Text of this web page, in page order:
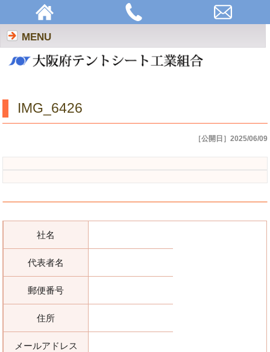
MENU
IMG_6426
［公開日］2025/06/09
社名
代表者名
郵便番号
住所
メールアドレス